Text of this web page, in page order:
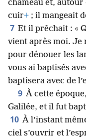
chameau et,
cuir+ ; il mangeait
7 Et il prêchait : «
vient après moi. Je
pour dénouer les
vous ai baptisés
baptisera avec de
9 À cette
Galilée, et il fut
10 À l’instant
ciel s’ouvrir et